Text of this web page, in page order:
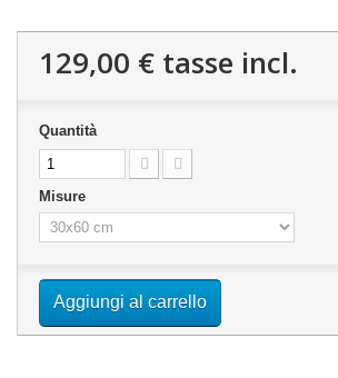
129,00 € tasse incl.
Quantità
Misure
Aggiungi al carrello